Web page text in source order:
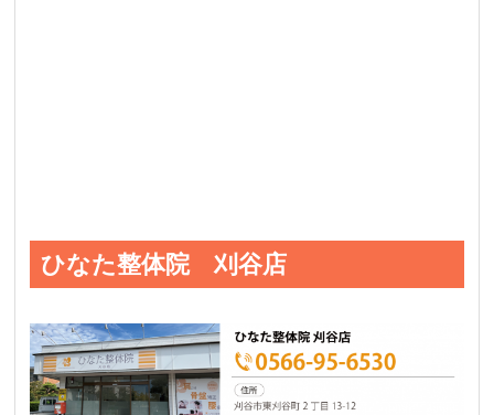
ひなた整体院 刈谷店